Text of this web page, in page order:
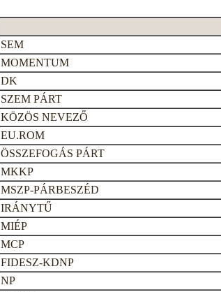
SEM
MOMENTUM
DK
SZEM PÁRT
KÖZÖS NEVEZŐ
EU.ROM
ÖSSZEFOGÁS PÁRT
MKKP
MSZP-PÁRBESZÉD
IRÁNYTŰ
MIÉP
MCP
FIDESZ-KDNP
NP